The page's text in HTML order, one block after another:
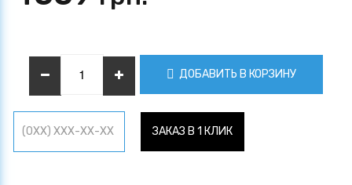
ДОБАВИТЬ В КОРЗИНУ
ЗАКАЗ В 1 КЛИК